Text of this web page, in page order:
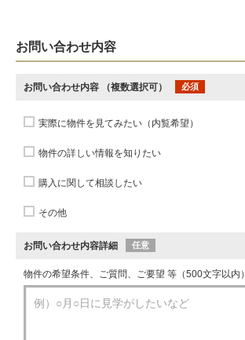
お問い合わせ内容
お問い合わせ内容 （複数選択可） 必須
実際に物件を見てみたい（内覧希望）
物件の詳しい情報を知りたい
購入に関して相談したい
その他
お問い合わせ内容詳細 任意
物件の希望条件、ご質問、ご要望 等（500文字以内）